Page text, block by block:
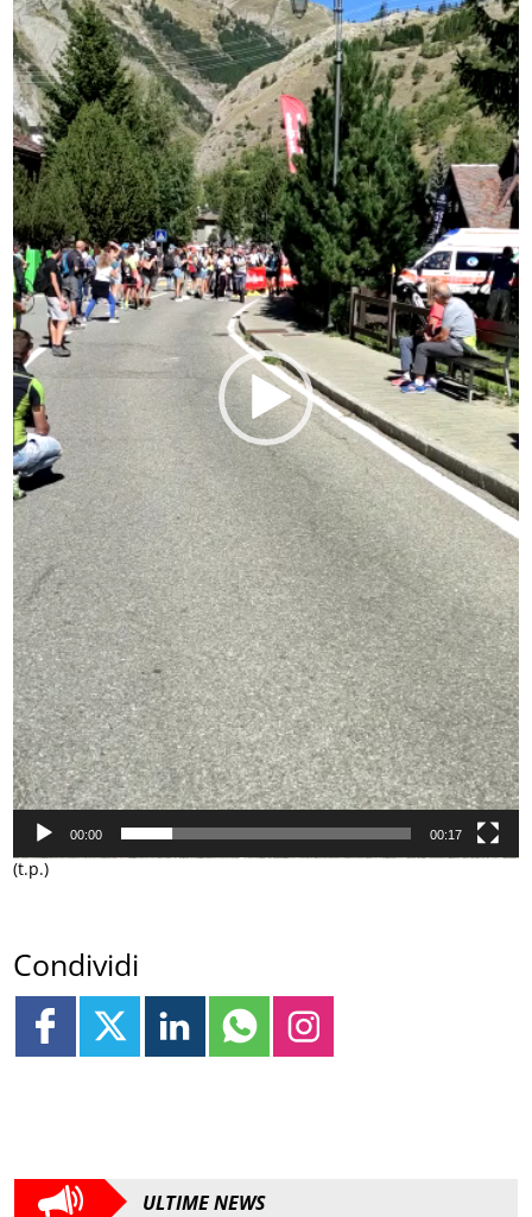
00:00 00:17
(t.p.)
Condividi
ULTIME NEWS